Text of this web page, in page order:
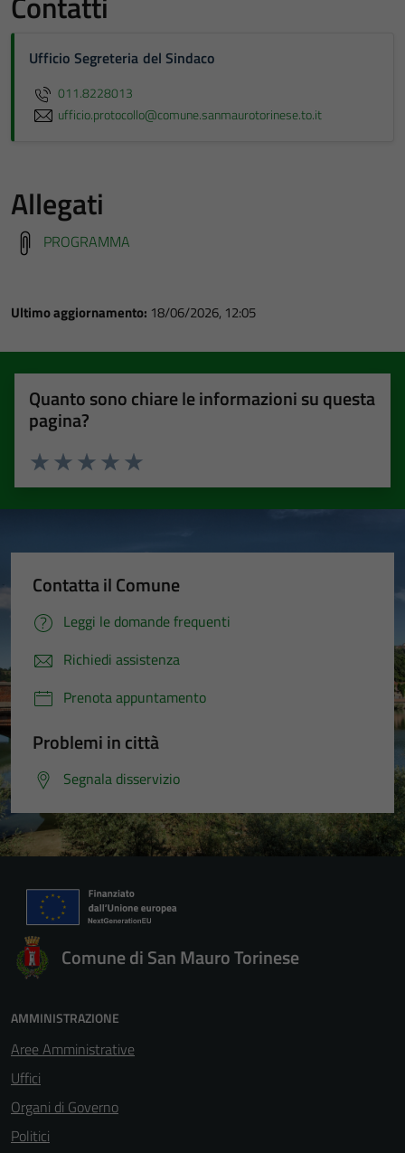
Ufficio Segreteria del Sindaco
011.8228013
ufficio.protocollo@comune.sanmaurotorinese.to.it
Allegati
PROGRAMMA
Ultimo aggiornamento: 18/06/2026, 12:05
Quanto sono chiare le informazioni su questa
pagina?
Valuta 5 stelle su 5
Valuta 4 stelle su 5
Valuta 3 stelle su 5
Valuta 2 stelle su 5
Valuta 1 stelle su 5
Contatta il Comune
Leggi le domande frequenti
Richiedi assistenza
Prenota appuntamento
Problemi in città
Segnala disservizio
Comune di San Mauro Torinese
AMMINISTRAZIONE
Aree Amministrative
Uffici
Organi di Governo
Politici